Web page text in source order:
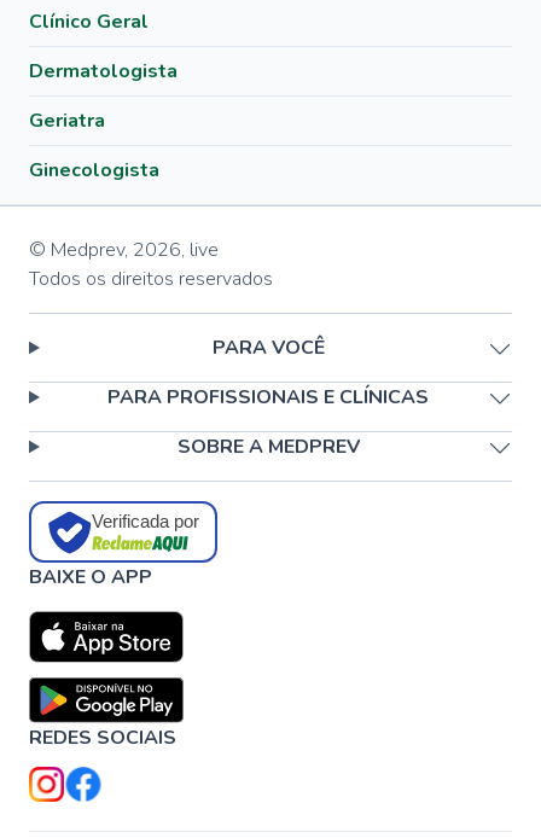
Clínico Geral
Dermatologista
Geriatra
Ginecologista
© Medprev, 2026, live
Todos os direitos reservados
PARA VOCÊ
PARA PROFISSIONAIS E CLÍNICAS
SOBRE A MEDPREV
Verificada por
BAIXE O APP
REDES SOCIAIS